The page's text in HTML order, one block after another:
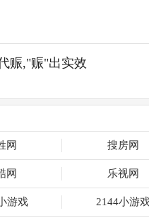
赈,"赈"出实效
网 搜房网
网 乐视网
游戏 2144小游